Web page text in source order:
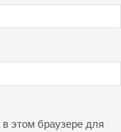
этом браузере для